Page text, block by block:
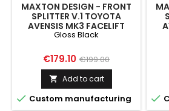
MAXTON DESIGN - FRONT
SPLITTER V.1 TOYOTA
AVENSIS MK3 FACELIFT
GLOSS BLACK
Gloss Black
Price
€179.10 Regular
price
€199.00
 Add to cart
 Custom manufacturing 